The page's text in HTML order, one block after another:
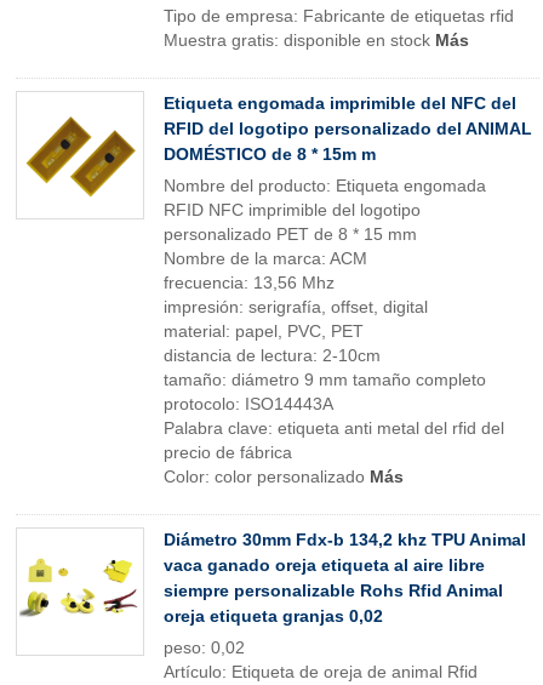
Tipo de empresa: Fabricante de etiquetas rfid
Muestra gratis: disponible en stock Más
Etiqueta engomada imprimible del NFC del
RFID del logotipo personalizado del ANIMAL
DOMÉSTICO de 8 * 15m m
Nombre del producto: Etiqueta engomada
RFID NFC imprimible del logotipo
personalizado PET de 8 * 15 mm
Nombre de la marca: ACM
frecuencia: 13,56 Mhz
impresión: serigrafía, offset, digital
material: papel, PVC, PET
distancia de lectura: 2-10cm
tamaño: diámetro 9 mm tamaño completo
protocolo: ISO14443A
Palabra clave: etiqueta anti metal del rfid del
precio de fábrica
Color: color personalizado Más
Diámetro 30mm Fdx-b 134,2 khz TPU Animal
vaca ganado oreja etiqueta al aire libre
siempre personalizable Rohs Rfid Animal
oreja etiqueta granjas 0,02
peso: 0,02
Artículo: Etiqueta de oreja de animal Rfid